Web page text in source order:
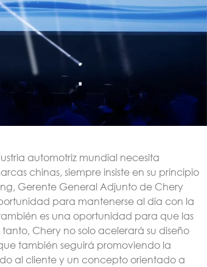
automotriz mundial necesita
chinas, siempre insiste en su principio
Gerente General Adjunto de Chery
para mantenerse al día con la
es una oportunidad para que las
Chery no solo acelerará su diseño
también seguirá promoviendo la
al cliente y un concepto orientado a